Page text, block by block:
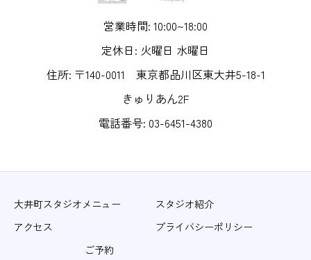
営業時間: 10:00~18:00
定休日: 火曜日 水曜日
住所: 〒140-0011 東京都品川区東大井5-18-1
きゅりあん2F
電話番号: 03-6451-4380
大井町スタジオメニュー
スタジオ紹介
アクセス
プライバシーポリシー
ご予約